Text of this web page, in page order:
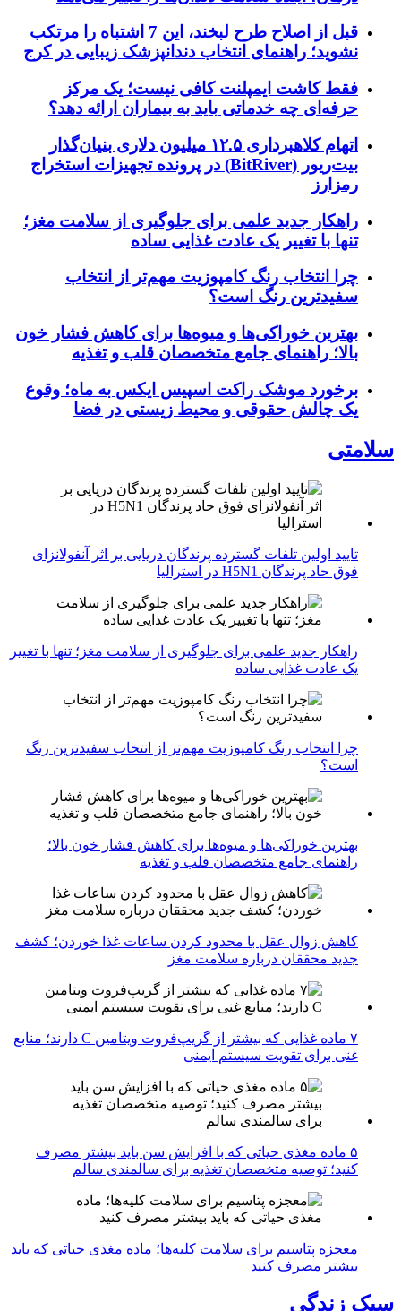
قبل از اصلاح طرح لبخند، این 7 اشتباه را مرتکب
نشوید؛ راهنمای انتخاب دندانپزشک زیبایی در کرج
فقط کاشت ایمپلنت کافی نیست؛ یک مرکز
حرفه‌ای چه خدماتی باید به بیماران ارائه دهد؟
اتهام کلاهبرداری ۱۲.۵ میلیون دلاری بنیان‌گذار
بیت‌ریور (BitRiver) در پرونده تجهیزات استخراج
رمزارز
راهکار جدید علمی برای جلوگیری از سلامت مغز؛
تنها با تغییر یک عادت غذایی ساده
چرا انتخاب رنگ کامپوزیت مهم‌تر از انتخاب
سفیدترین رنگ است؟
بهترین خوراکی‌ها و میوه‌ها برای کاهش فشار خون
بالا؛ راهنمای جامع متخصصان قلب و تغذیه
برخورد موشک راکت اسپیس ایکس به ماه؛ وقوع
یک چالش حقوقی و محیط زیستی در فضا
سلامتی
تایید اولین تلفات گسترده پرندگان دریایی بر اثر آنفولانزای
فوق حاد پرندگان H5N1 در استرالیا
راهکار جدید علمی برای جلوگیری از سلامت مغز؛ تنها با تغییر
یک عادت غذایی ساده
چرا انتخاب رنگ کامپوزیت مهم‌تر از انتخاب سفیدترین رنگ
است؟
بهترین خوراکی‌ها و میوه‌ها برای کاهش فشار خون بالا؛
راهنمای جامع متخصصان قلب و تغذیه
کاهش زوال عقل با محدود کردن ساعات غذا خوردن؛ کشف
جدید محققان درباره سلامت مغز
۷ ماده غذایی که بیشتر از گریپ‌فروت ویتامین C دارند؛ منابع
غنی برای تقویت سیستم ایمنی
۵ ماده مغذی حیاتی که با افزایش سن باید بیشتر مصرف
کنید؛ توصیه متخصصان تغذیه برای سالمندی سالم
معجزه پتاسیم برای سلامت کلیه‌ها؛ ماده مغذی حیاتی که باید
بیشتر مصرف کنید
سبک زندگی